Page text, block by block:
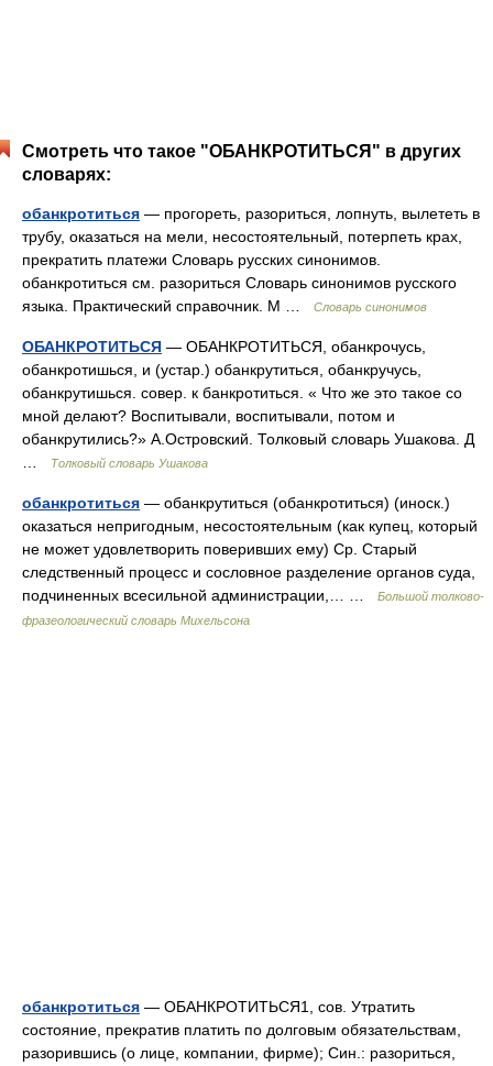
Смотреть что такое "ОБАНКРОТИТЬСЯ" в других
словарях:
обанкротиться — прогореть, разориться, лопнуть, вылететь в
трубу, оказаться на мели, несостоятельный, потерпеть крах,
прекратить платежи Словарь русских синонимов.
обанкротиться см. разориться Словарь синонимов русского
языка. Практический справочник. М …
Словарь синонимов
ОБАНКРОТИТЬСЯ — ОБАНКРОТИТЬСЯ, обанкрочусь,
обанкротишься, и (устар.) обанкрутиться, обанкручусь,
обанкрутишься. совер. к банкротиться. « Что же это такое со
мной делают? Воспитывали, воспитывали, потом и
обанкрутились?» А.Островский. Толковый словарь Ушакова. Д
Толковый словарь Ушакова
обанкротиться — обанкрутиться (обанкротиться) (иноск.)
оказаться непригодным, несостоятельным (как купец, который
не может удовлетворить поверивших ему) Ср. Старый
следственный процесс и сословное разделение органов суда,
подчиненных всесильной администрации,… …
Большой толково-
фразеологический словарь Михельсона
обанкротиться — ОБАНКРОТИТЬСЯ1, сов. Утратить
состояние, прекратив платить по долговым обязательствам,
разорившись (о лице, компании, фирме); Син.: разориться,